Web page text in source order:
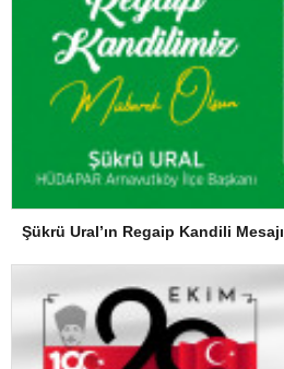
Şükrü Ural’ın Regaip Kandili Mesajı